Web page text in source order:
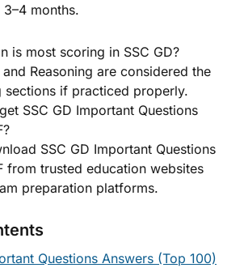
months.
is most scoring in SSC GD?
Reasoning are considered the
sections if practiced properly.
SSC GD Important Questions
SSC GD Important Questions
from trusted education websites
preparation platforms.
Questions Answers (Top 100)